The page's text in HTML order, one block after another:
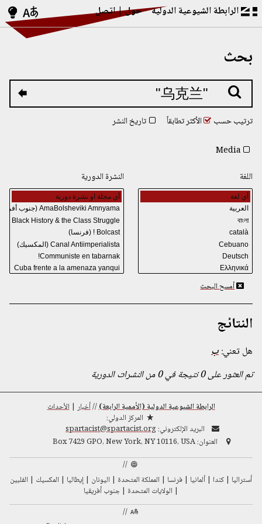
الرابطة الشيوعية الدولية حول اتصل
بحث
ترتيب حسب الأكثر تطابقاً تاريخ النشر
Media
اللغة
النشرة الدورية
أمسح البحث
النتائج
هل تعني:ب
تم العثور على 0 نتيجة في 0 من النشرات الدورية
الرابطة الشيوعية الدولية (الأممية الرابعة)//أخبار |الأحداث
المركز الدولي:
البريد الإلكتروني:spartacist@spartacist.org
العنوان:Box 7429 GPO, New York, NY 10116, USA
//
أستراليا
كندا ألمانيا فرنسا المملكة المتحدة اليونان إيطاليا المكسيك
الفلبين
الولايات المتحدة
جنوب أفريقيا
//